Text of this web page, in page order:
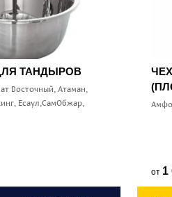
ТАНДЫРОВ
Восточный, Атаман,
Есаул,СамОбжар,
от 1